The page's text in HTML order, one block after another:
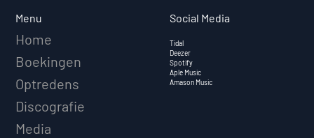
Menu
Home
Boekingen
Optredens
Discografie
Media
Social Media
Tidal
Deezer
Spotify
Aple Music
Amason Music